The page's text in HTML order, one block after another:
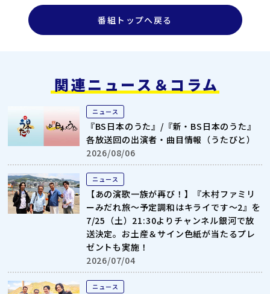
番組トップへ戻る
関連ニュース＆コラム
ニュース
『BS日本のうた』/『新・BS日本のうた』
各放送回の出演者・曲目情報（うたびと）
2026/08/06
ニュース
【あの演歌一族が再び！】『木村ファミリ
ーみだれ旅～予定調和はキライです～2』を
7/25（土）21:30よりチャンネル銀河で放
送決定。お土産＆サイン色紙が当たるプレ
ゼントも実施！
2026/07/04
ニュース